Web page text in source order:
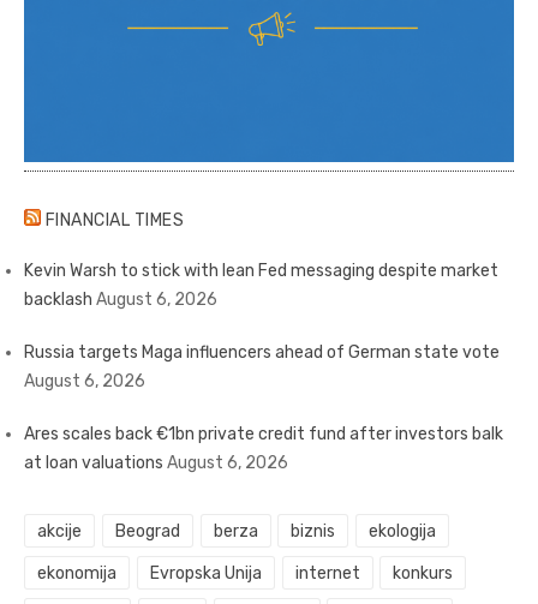
FINANCIAL TIMES
Kevin Warsh to stick with lean Fed messaging despite market
backlash August 6, 2026
Russia targets Maga influencers ahead of German state vote
August 6, 2026
Ares scales back €1bn private credit fund after investors balk
at loan valuations August 6, 2026
akcije Beograd berza biznis ekologija
ekonomija Evropska Unija internet konkurs